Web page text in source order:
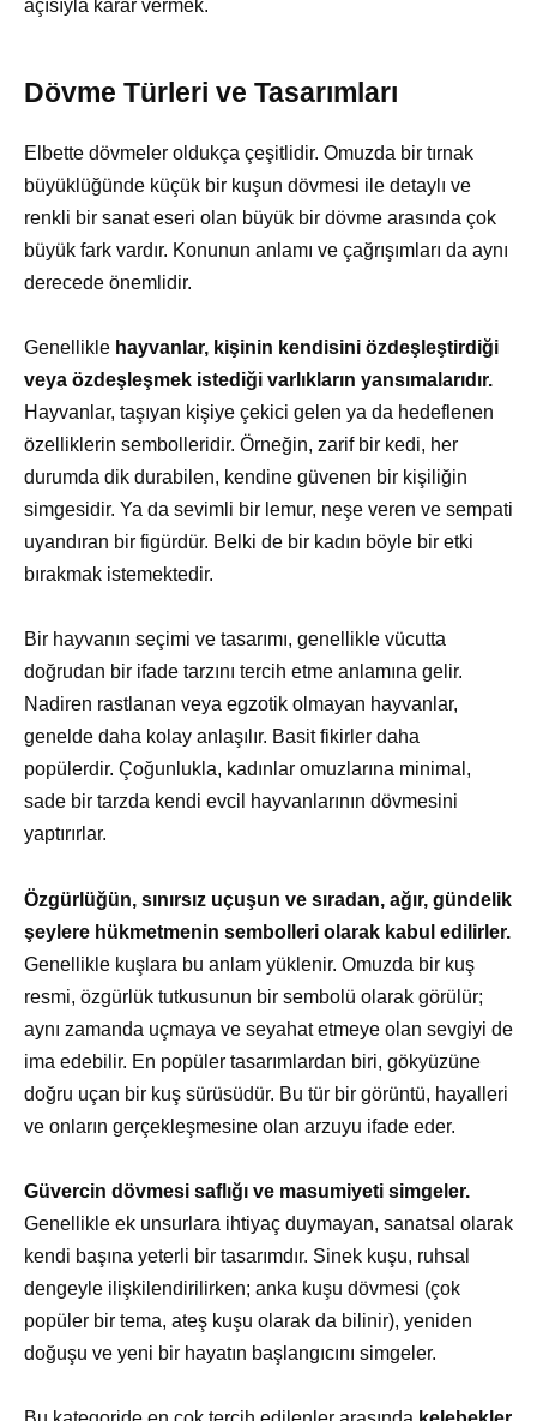
açısıyla karar vermek.
Dövme Türleri ve Tasarımları
Elbette dövmeler oldukça çeşitlidir. Omuzda bir tırnak
büyüklüğünde küçük bir kuşun dövmesi ile detaylı ve
renkli bir sanat eseri olan büyük bir dövme arasında çok
büyük fark vardır. Konunun anlamı ve çağrışımları da aynı
derecede önemlidir.
Genellikle hayvanlar, kişinin kendisini özdeşleştirdiği
veya özdeşleşmek istediği varlıkların yansımalarıdır.
Hayvanlar, taşıyan kişiye çekici gelen ya da hedeflenen
özelliklerin sembolleridir. Örneğin, zarif bir kedi, her
durumda dik durabilen, kendine güvenen bir kişiliğin
simgesidir. Ya da sevimli bir lemur, neşe veren ve sempati
uyandıran bir figürdür. Belki de bir kadın böyle bir etki
bırakmak istemektedir.
Bir hayvanın seçimi ve tasarımı, genellikle vücutta
doğrudan bir ifade tarzını tercih etme anlamına gelir.
Nadiren rastlanan veya egzotik olmayan hayvanlar,
genelde daha kolay anlaşılır. Basit fikirler daha
popülerdir. Çoğunlukla, kadınlar omuzlarına minimal,
sade bir tarzda kendi evcil hayvanlarının dövmesini
yaptırırlar.
Özgürlüğün, sınırsız uçuşun ve sıradan, ağır, gündelik
şeylere hükmetmenin sembolleri olarak kabul edilirler.
Genellikle kuşlara bu anlam yüklenir. Omuzda bir kuş
resmi, özgürlük tutkusunun bir sembolü olarak görülür;
aynı zamanda uçmaya ve seyahat etmeye olan sevgiyi de
ima edebilir. En popüler tasarımlardan biri, gökyüzüne
doğru uçan bir kuş sürüsüdür. Bu tür bir görüntü, hayalleri
ve onların gerçekleşmesine olan arzuyu ifade eder.
Güvercin dövmesi saflığı ve masumiyeti simgeler.
Genellikle ek unsurlara ihtiyaç duymayan, sanatsal olarak
kendi başına yeterli bir tasarımdır. Sinek kuşu, ruhsal
dengeyle ilişkilendirilirken; anka kuşu dövmesi (çok
popüler bir tema, ateş kuşu olarak da bilinir), yeniden
doğuşu ve yeni bir hayatın başlangıcını simgeler.